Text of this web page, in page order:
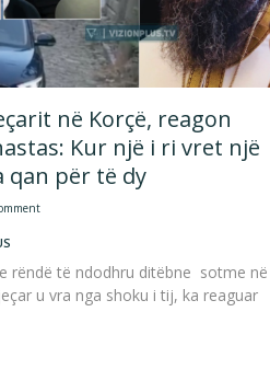
në Korçë, reagon
Kur një i ri vret një
qan për të dy
rëndë të ndodhru ditëbne sotme në
u vra nga shoku i tij, ka reaguar